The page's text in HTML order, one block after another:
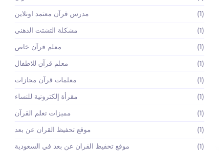
مدرس قرآن معتمد اونلاين
(1)
مشكلة التشتت الذهني
(1)
معلم قرآن خاص
(1)
معلم قرآن للاطفال
(1)
معلمات قرآن مجازات
(1)
مقرأة إلكترونية للنساء
(1)
مميزات تعلم القرآن
(1)
موقع تحفيظ القران عن بعد
(1)
موقع تحفيظ القران عن بعد في السعودية
(1)